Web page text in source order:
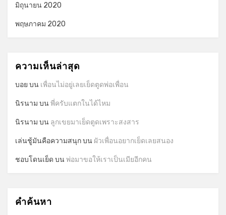
มิถุนายน 2020
พฤษภาคม 2020
ความเห็นล่าสุด
บอย บน เพื่อนไม่อยู่เลยเย็ดตูดพ่อเพื่อน
นิรนาม บนพี่ครับแตกในได้ไหม
นิรนาม บน ลูกเขยมาเย็ดตูดเพราะสงสาร
เล่นชู้มันคือความสนุกบน ผัวเพื่อนอยากเย็ดเลยสนอง
ชอบโดนเย็ด บนพ่อมาขอให้เราเป็นเมียอีกคน
คำค้นหา